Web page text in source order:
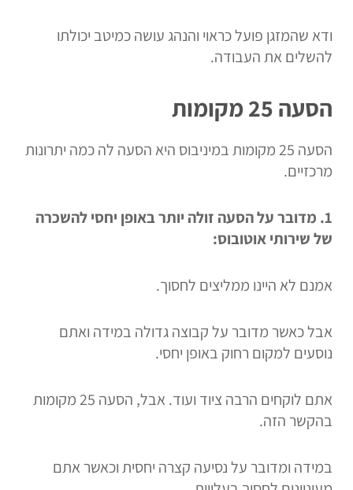
ודא שהמזגן פועל כראוי והנהג עושה כמיטב יכולתו
להשלים את העבודה.
הסעה 25 מקומות
הסעה 25 מקומות במיניבוס היא הסעה לה כמה יתרונות
מרכזיים.
1. מדובר על הסעה זולה יותר באופן יחסי להשכרה
של שירותי אוטובוס:
אמנם לא היינו ממליצים לחסוך.
אבל כאשר מדובר על קבוצה גדולה במידה ואתם
נוסעים למקום רחוק באופן יחסי.
אתם לוקחים הרבה ציוד ועוד. אבל, הסעה 25 מקומות
בהקשר הזה.
במידה ומדובר על נסיעה קצרה יחסית וכאשר אתם